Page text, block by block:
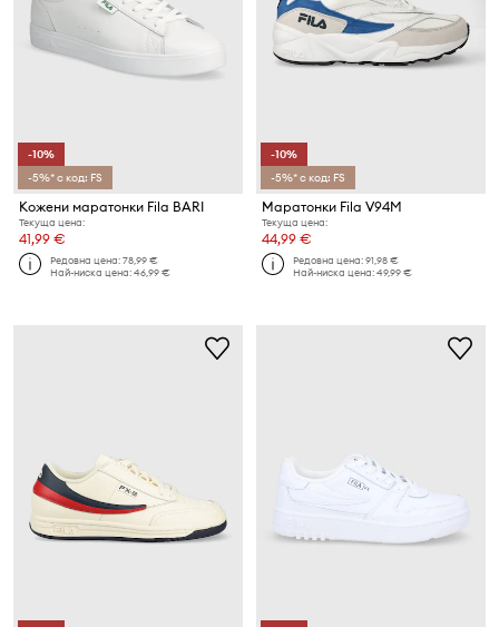
-10%
-5%* с код: FS
Кожени маратонки Fila BARI
Текуща цена:
41,99 €
Редовна цена:78,99 €
Най-ниска цена:46,99 €
-10%
-5%* с код: FS
Маратонки Fila V94M
Текуща цена:
44,99 €
Редовна цена:91,98 €
Най-ниска цена:49,99 €